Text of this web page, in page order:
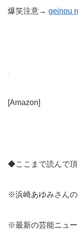
爆笑注意→ geinou
[Amazon]
◆ここまで読んで
※浜崎あゆみさん
※最新の芸能ニュ